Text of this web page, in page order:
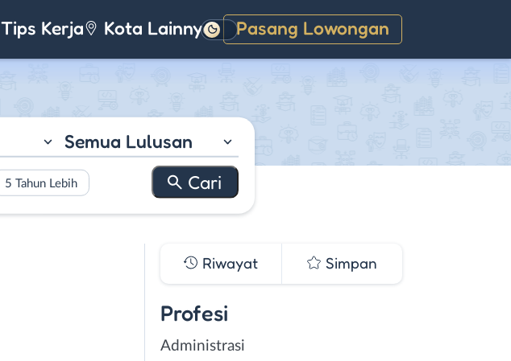
Tips Kerja Kota Lainnya Pasang Lowongan
Gelap
Semua Lulusan
5 Tahun Lebih
Riwayat Simpan
Profesi
Administrasi